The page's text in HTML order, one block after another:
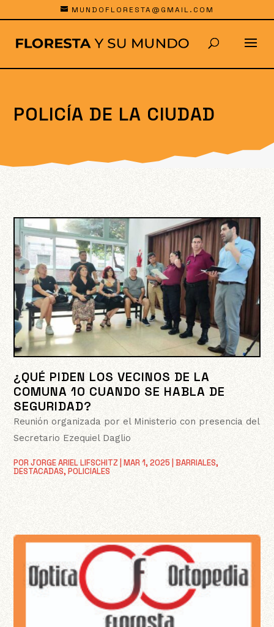
MUNDOFLORESTA@GMAIL.COM
POLICÍA DE LA CIUDAD
¿QUÉ PIDEN LOS VECINOS DE LA
COMUNA 10 CUANDO SE HABLA DE
SEGURIDAD?
PORJORGE ARIEL LIFSCHITZ |MAR 1, 2025 |BARRIALES,
DESTACADAS,POLICIALES
Reunión organizada por el Ministerio con presencia del
Secretario Ezequiel Daglio